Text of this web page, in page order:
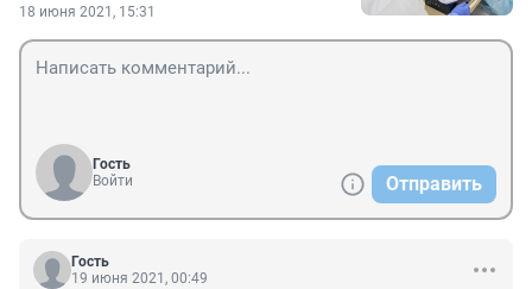
18 июня 2021, 15:31
Гость
Войти
Отправить
Гость
19 июня 2021, 00:49